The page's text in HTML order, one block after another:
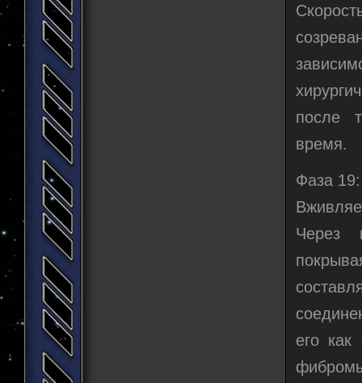
после
время.
Фаза
Через
его как